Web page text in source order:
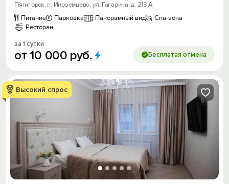
Пятигорск, п. Иноземцево, ул. Гагарина, д. 213 А
Питание
Парковка Панорамный вид
Спа-зона
Ресторан
за 1 сутки
от 10 000 руб. Бесплатая отмена
Высокий спрос